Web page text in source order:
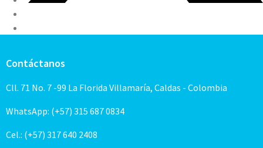
Contáctanos
Cll. 71 No. 7 -99 La Florida Villamaría, Caldas - Colombia
WhatsApp: (+57) 315 687 0834
Cel.: (+57) 317 640 2408